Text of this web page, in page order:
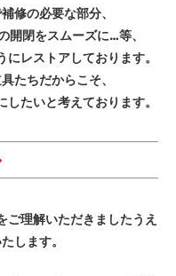
修の必要な部分、
開閉をスムーズに…等、
レストアしております。
たちだからこそ、
たいと考えております。
ご理解いただきましたうえ
します。